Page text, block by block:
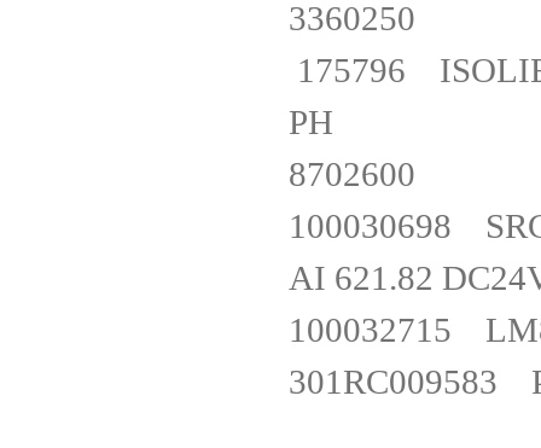
175796
PH
100030698
AI 621.82
100032715
301RC009583